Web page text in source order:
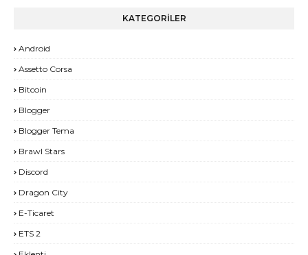
KATEGORİLER
Android
Assetto Corsa
Bitcoin
Blogger
Blogger Tema
Brawl Stars
Discord
Dragon City
E-Ticaret
ETS 2